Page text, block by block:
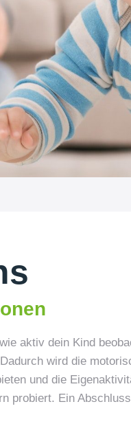
aktiv dein Kind
wird die
und die
probiert. Ein